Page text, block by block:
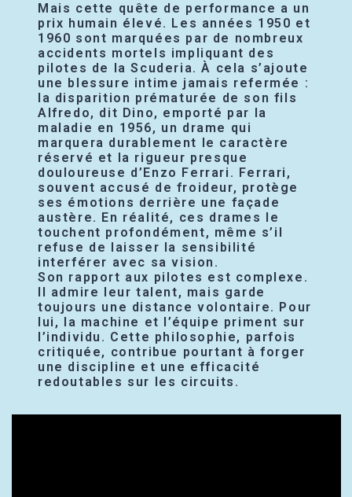
Mais cette quête de performance a un
prix humain élevé. Les années 1950 et
1960 sont marquées par de nombreux
accidents mortels impliquant des
pilotes de la Scuderia. À cela s’ajoute
une blessure intime jamais refermée :
la disparition prématurée de son fils
Alfredo, dit Dino, emporté par la
maladie en 1956, un drame qui
marquera durablement le caractère
réservé et la rigueur presque
douloureuse d’Enzo Ferrari. Ferrari,
souvent accusé de froideur, protège
ses émotions derrière une façade
austère. En réalité, ces drames le
touchent profondément, même s’il
refuse de laisser la sensibilité
interférer avec sa vision.
Son rapport aux pilotes est complexe.
Il admire leur talent, mais garde
toujours une distance volontaire. Pour
lui, la machine et l’équipe priment sur
l’individu. Cette philosophie, parfois
critiquée, contribue pourtant à forger
une discipline et une efficacité
redoutables sur les circuits.